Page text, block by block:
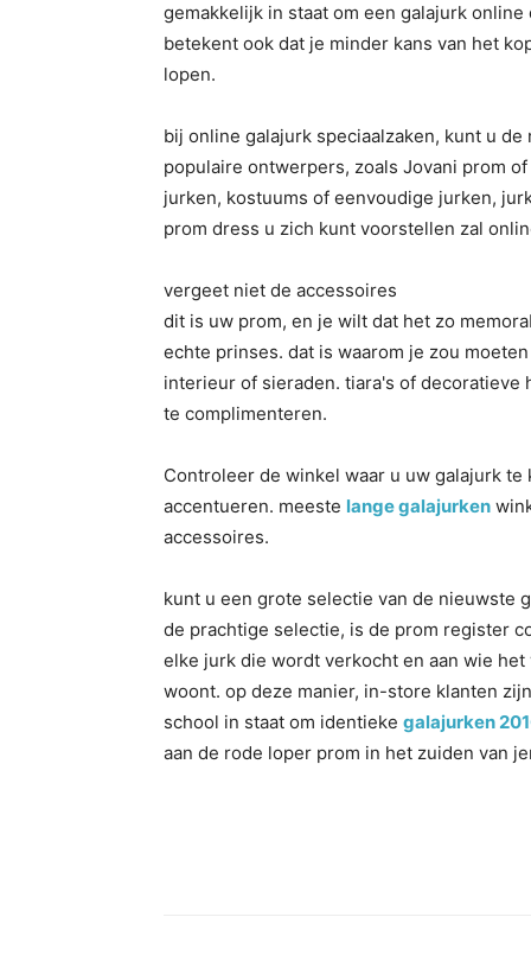
gemakkelijk in staat om een galajurk
betekent ook dat je minder kans van het
lopen.
bij online galajurk speciaalzaken, kunt u
populaire ontwerpers, zoals Jovani prom
jurken, kostuums of eenvoudige jurken,
prom dress u zich kunt voorstellen zal
vergeet niet de accessoires
dit is uw prom, en je wilt dat het zo
echte prinses. dat is waarom je zou
interieur of sieraden. tiara's of decoratieve
te complimenteren.
Controleer de winkel waar u uw galajurk
accentueren. meeste lange galajurken
accessoires.
kunt u een grote selectie van de nieuwste
de prachtige selectie, is de prom register
elke jurk die wordt verkocht en aan wie
woont. op deze manier, in-store klanten
school in staat om identieke galajurken
aan de rode loper prom in het zuiden van